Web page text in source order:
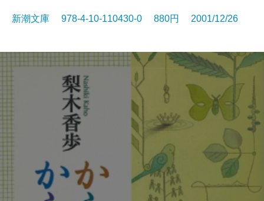
新潮文庫 978-4-10-110430-0 880円 2001/12/26